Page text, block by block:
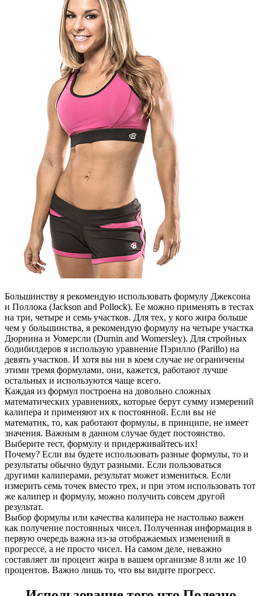
Большинству я рекомендую использовать формулу Джексона
и Поллока (Jackson and Pollock). Ее можно применять в тестах
на три, четыре и семь участков. Для тех, у кого жира больше
чем у большинства, я рекомендую формулу на четыре участка
Дюрнина и Уомерсли (Durnin and Womersley). Для стройных
бодибилдеров я использую уравнение Пэрилло (Parillo) на
девять участков. И хотя вы ни в коем случае не ограничены
этими тремя формулами, они, кажется, работают лучше
остальных и используются чаще всего.
Каждая из формул построена на довольно сложных
математических уравнениях, которые берут сумму измерений
калипера и применяют их к постоянной. Если вы не
математик, то, как работают формулы, в принципе, не имеет
значения. Важным в данном случае будет постоянство.
Выберите тест, формулу и придерживайтесь их!
Почему? Если вы будете использовать разные формулы, то и
результаты обычно будут разными. Если пользоваться
другими калиперами, результат может измениться. Если
измерить семь точек вместо трех, и при этом использовать тот
же калипер и формулу, можно получить совсем другой
результат.
Выбор формулы или качества калипера не настолько важен
как получение постоянных чисел. Полученная информация в
первую очередь важна из-за отображаемых изменений в
прогрессе, а не просто чисел. На самом деле, неважно
составляет ли процент жира в вашем организме 8 или же 10
процентов. Важно лишь то, что вы видите прогресс.